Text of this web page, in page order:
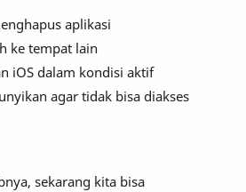
aplikasi
ke tempat lain
iOS dalam kondisi aktif
agar tidak bisa diakses
sekarang kita bisa